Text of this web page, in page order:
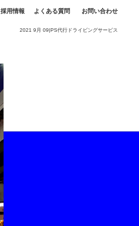
2021 9月 09|PS代行ドライビングサービス
採用情報 よくある質問 お問い合わせ